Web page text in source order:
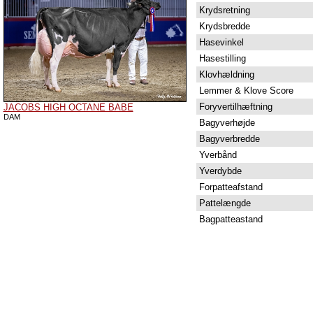
JACOBS HIGH OCTANE BABE
DAM
Krydsretning
Krydsbredde
Hasevinkel
Hasestilling
Klovhældning
Lemmer & Klove Score
Foryvertilhæftning
Bagyverhøjde
Bagyverbredde
Yverbånd
Yverdybde
Forpatteafstand
Pattelængde
Bagpatteastand